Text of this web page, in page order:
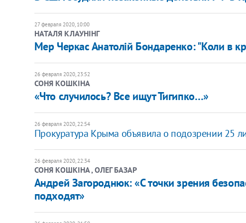
27 февраля 2020, 10:00
НАТАЛЯ КЛАУНІНГ
Мер Черкас Анатолій Бондаренко: "Коли в
26 февраля 2020, 23:52
СОНЯ КОШКІНА
«Что случилось? Все ищут Тигипко…»
26 февраля 2020, 22:54
Прокуратура Крыма объявила о подозрении 25
26 февраля 2020, 22:34
СОНЯ КОШКІНА , ОЛЕГ БАЗАР
Андрей Загороднюк: «С точки зрения
подходят»